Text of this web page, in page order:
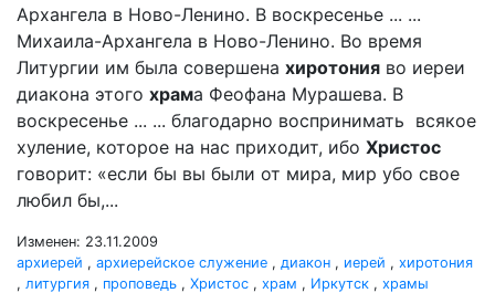
Архангела в Ново-Ленино. В воскресенье ... ...
Михаила-Архангела в Ново-Ленино. Во время
Литургии им была совершена хиротония во иереи
диакона этого храма Феофана Мурашева. В
воскресенье ... ... благодарно воспринимать всякое
хуление, которое на нас приходит, ибо Христос
говорит: «если бы вы были от мира, мир убо свое
любил бы,...
Изменен: 23.11.2009
архиерей , архиерейское служение , диакон , иерей , хиротония
, литургия , проповедь , Христос , храм , Иркутск , храмы